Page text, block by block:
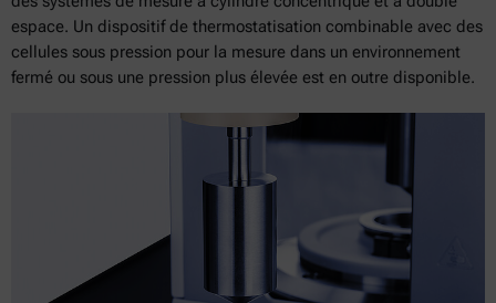
espace. Un dispositif de thermostatisation combinable avec des
cellules sous pression pour la mesure dans un environnement
fermé ou sous une pression plus élevée est en outre disponible.